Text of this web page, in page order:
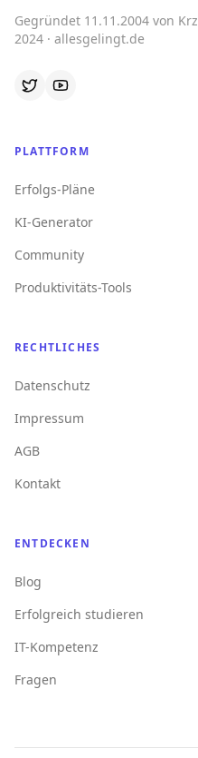
Gegründet 11.11.2004 von
2024 · allesgelingt.de
PLATTFORM
Erfolgs-Pläne
KI-Generator
Community
Produktivitäts-Tools
RECHTLICHES
Datenschutz
Impressum
AGB
Kontakt
ENTDECKEN
Blog
Erfolgreich studieren
IT-Kompetenz
Fragen